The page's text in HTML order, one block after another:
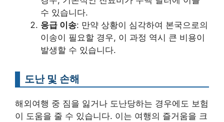
수 있습니다.
응급 이송: 만약 상황이 심각하여 본국으로의
이송이 필요할 경우, 이 과정 역시 큰 비용이
발생할 수 있습니다.
도난 및 손해
해외여행 중 짐을 잃거나 도난당하는 경우에도 보험
이 도움을 줄 수 있습니다. 이는 여행의 즐거움을 크